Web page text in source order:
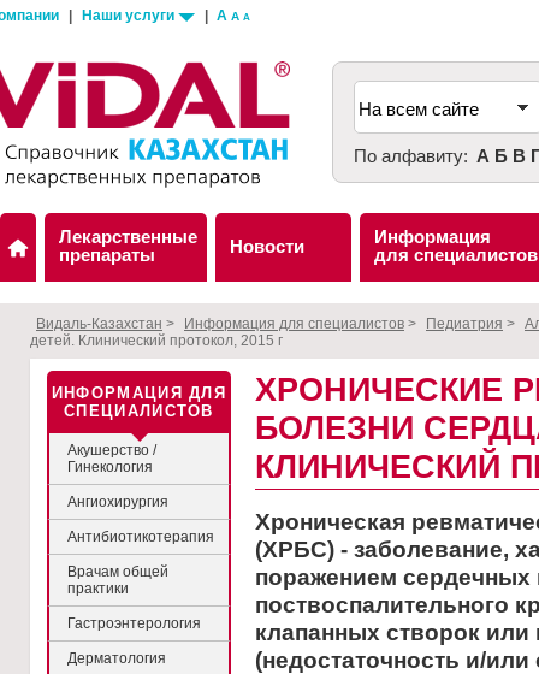
Наши услуги A A A
По алфавиту: А Б В
Лекарственные
препараты
Новости
Информация
для специалистов
Видаль-Казахстан > Информация для специалистов > Педиатрия >
детей. Клинический протокол, 2015 г
ИНФОРМАЦИЯ ДЛЯ
СПЕЦИАЛИСТОВ
Акушерство /
Гинекология
Ангиохирургия
Антибиотикотерапия
Врачам общей
практики
Гастроэнтерология
Дерматология
ХРОНИЧЕСКИЕ
БОЛЕЗНИ
КЛИНИЧЕСКИЙ
Хроническая
(ХРБС) - заболевание,
поражением сердечных
поствоспалительного
клапанных створок или
(недостаточность и/или